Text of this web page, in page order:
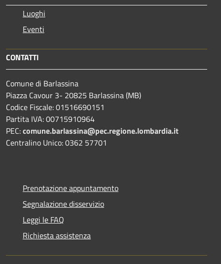
Luoghi
Eventi
CONTATTI
Comune di Barlassina
Piazza Cavour 3- 20825 Barlassina (MB)
Codice Fiscale: 01516690151
Partita IVA: 00715910964
PEC:comune.barlassina@pec.regione.lombardia.it
Centralino Unico: 0362 57701
Prenotazione appuntamento
Segnalazione disservizio
Leggi le FAQ
Richiesta assistenza